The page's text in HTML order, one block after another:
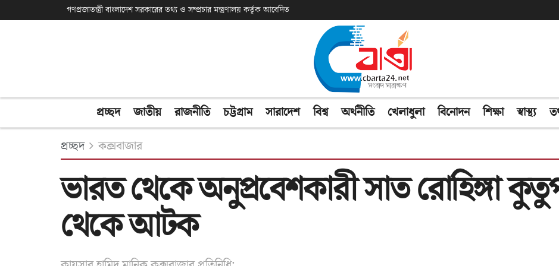
গণপ্রজাতন্ত্রী বাংলাদেশ সরকারের তথ্য ও সম্প্রচার মন্ত্রণালয় কর্তৃক আবেদিত
প্রচ্ছদ জাতীয় রাজনীতি চট্টগ্রাম সারাদেশ বিশ্ব অর্থনীতি খেলাধুলা বিনোদন শিক্ষা স্বাস্থ্য
প্রচ্ছদ কক্সবাজার
ভারত থেকে অনুপ্রবেশকারী সাত রোহিঙ্গা
থেকে আটক